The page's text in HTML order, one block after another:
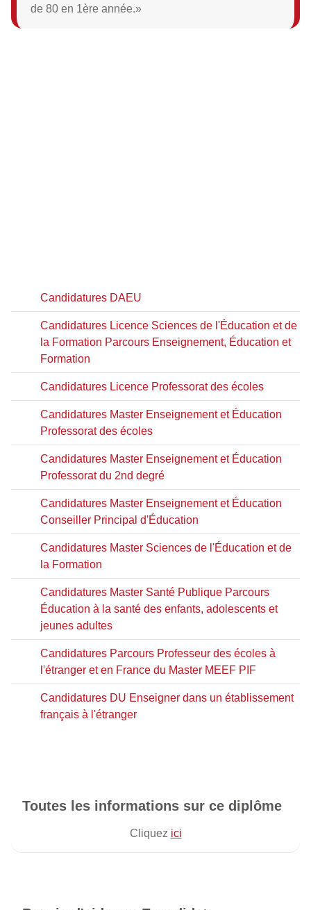
de 80 en 1ère année.
Candidatures DAEU
Candidatures Licence Sciences de l'Éducation et de
la Formation Parcours Enseignement, Éducation et
Formation
Candidatures Licence Professorat des écoles
Candidatures Master Enseignement et Éducation
Professorat des écoles
Candidatures Master Enseignement et Éducation
Professorat du 2nd degré
Candidatures Master Enseignement et Éducation
Conseiller Principal d'Éducation
Candidatures Master Sciences de l'Éducation et de
la Formation
Candidatures Master Santé Publique Parcours
Éducation à la santé des enfants, adolescents et
jeunes adultes
Candidatures Parcours Professeur des écoles à
l'étranger et en France du Master MEEF PIF
Candidatures DU Enseigner dans un établissement
français à l'étranger
Toutes les informations sur ce diplôme
Cliquez ici